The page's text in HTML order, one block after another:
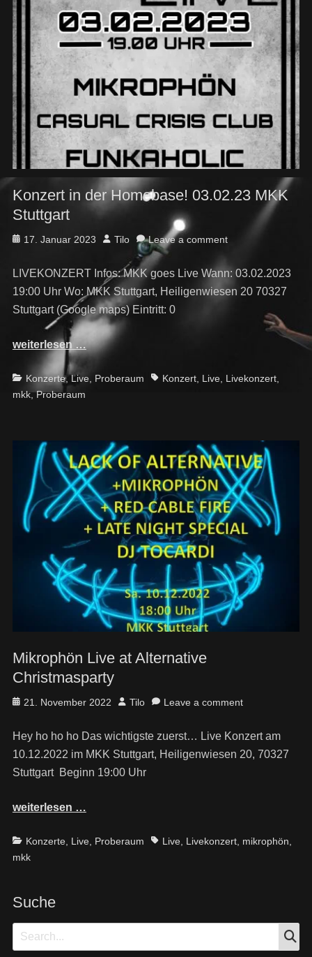
Konzert in der Homebase! 03.02.23 MKK
Stuttgart
Posted
17. Januar 2023 Author
Tilo Leave a comment
LIVEKONZERT Infos: MKK goes Live Wann: 03.02.2023
19:00 Uhr Wo: MKK Stuttgart, Heiligenwiesen 20 70327
Stuttgart (Google maps) Eintritt: 0
weiterlesen …
Categories
Konzerte,Live, Proberaum TagsKonzert, Live, Livekonzert,
mkk,Proberaum
Mikrophön Live at Alternative
Christmasparty
Posted
21. November 2022 Author
Tilo Leave a comment
Hey ho ho ho Das wichtigste zuerst… Live Konzert am
10.12.2022 im MKK Stuttgart, Heiligenwiesen 20, 70327
Stuttgart Beginn 19:00 Uhr
weiterlesen …
Categories
Konzerte, Live, Proberaum TagsLive, Livekonzert, mikrophön,
mkk
Suche
Search
for: